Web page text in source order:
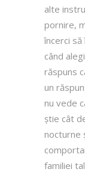
alte
pornire,
încerci
când
răspuns
un
nu vede
știe cât
nocturne
familiei